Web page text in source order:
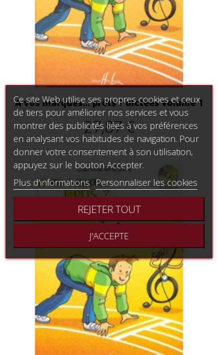
A vos marques... prêts ? dictées volume 1
27,87 €
Ce site Web utilise ses propres cookies et ceux
de tiers pour améliorer nos services et vous
montrer des publicités liées à vos préférences
en analysant vos habitudes de navigation. Pour
donner votre consentement à son utilisation,
appuyez sur le bouton Accepter.
Plus d'informations Personnaliser les cookies
REJETER TOUT
J'ACCEPTE